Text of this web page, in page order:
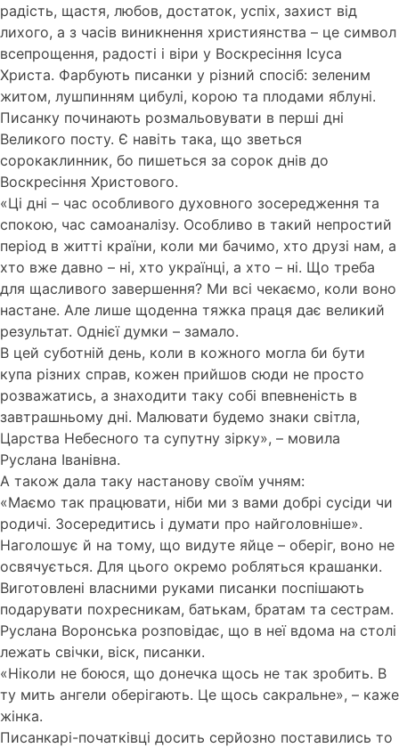
радість, щастя, любов, достаток, успіх, захист від
лихого, а з часів виникнення християнства – це символ
всепрощення, радості і віри у Воскресіння Ісуса
Христа. Фарбують писанки у різний спосіб: зеленим
житом, лушпинням цибулі, корою та плодами яблуні.
Писанку починають розмальовувати в перші дні
Великого посту. Є навіть така, що зветься
сорокаклинник, бо пишеться за сорок днів до
Воскресіння Христового.
«Ці дні – час особливого духовного зосередження та
спокою, час самоаналізу. Особливо в такий непростий
період в житті країни, коли ми бачимо, хто друзі нам, а
хто вже давно – ні, хто українці, а хто – ні. Що треба
для щасливого завершення? Ми всі чекаємо, коли воно
настане. Але лише щоденна тяжка праця дає великий
результат. Однієї думки – замало.
В цей суботній день, коли в кожного могла би бути
купа різних справ, кожен прийшов сюди не просто
розважатись, а знаходити таку собі впевненість в
завтрашньому дні. Малювати будемо знаки світла,
Царства Небесного та супутну зірку», – мовила
Руслана Іванівна.
А також дала таку настанову своїм учням:
«Маємо так працювати, ніби ми з вами добрі сусіди чи
родичі. Зосередитись і думати про найголовніше».
Наголошує й на тому, що видуте яйце – оберіг, воно не
освячується. Для цього окремо робляться крашанки.
Виготовлені власними руками писанки поспішають
подарувати похресникам, батькам, братам та сестрам.
Руслана Воронська розповідає, що в неї вдома на столі
лежать свічки, віск, писанки.
«Ніколи не боюся, що донечка щось не так зробить. В
ту мить ангели оберігають. Це щось сакральне», – каже
жінка.
Писанкарі-початківці досить серйозно поставились то